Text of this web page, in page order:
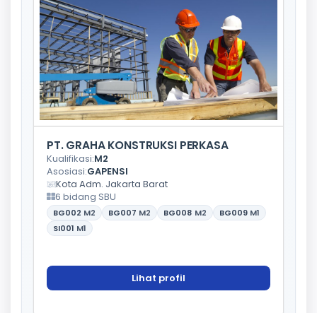
PT. GRAHA KONSTRUKSI PERKASA
Kualifikasi:M2
Asosiasi:GAPENSI
Kota Adm. Jakarta Barat
6 bidang SBU
BG002 M2 BG007 M2 BG008 M2 BG009 M1
SI001 M1
Lihat profil